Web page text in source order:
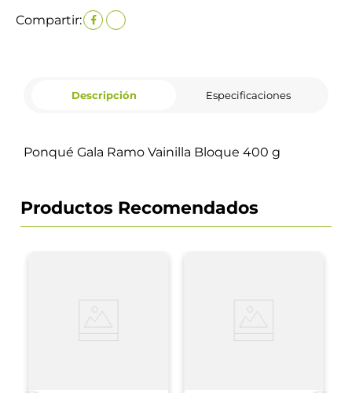
Compartir:
Descripción Especificaciones
Ponqué Gala Ramo Vainilla Bloque 400 g
Productos Recomendados